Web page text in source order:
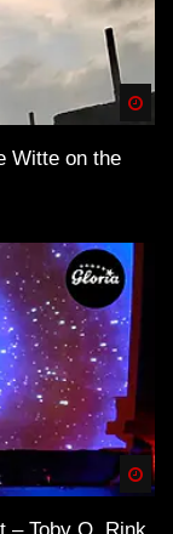
Witte on the